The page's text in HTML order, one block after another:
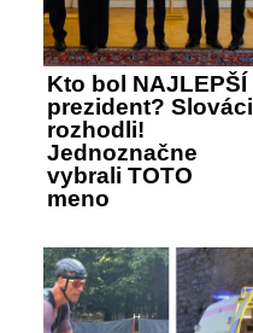
Kto bol NAJLEPŠÍ
prezident? Slováci
rozhodli!
Jednoznačne
vybrali TOTO
meno